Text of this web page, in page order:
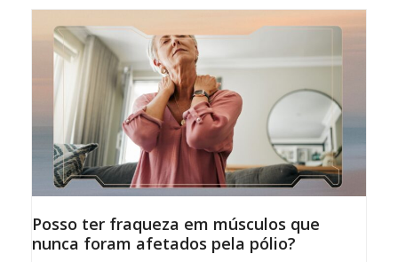
Posso ter fraqueza em músculos que
nunca foram afetados pela pólio?